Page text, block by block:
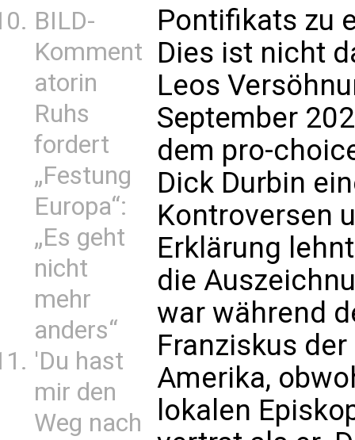
BILD-
Komment
atorin
Ruhs
fordert
„Festung
Europa“:
„Es geht
nicht
mehr
anders“
'Du hast
mir den
Weg nach
Pontifikats zu
Dies ist nicht
Leos
September
dem pro-
Dick Durbin
Kontroversen
Erklärung
die
war während
Franziskus
Amerika,
lokalen